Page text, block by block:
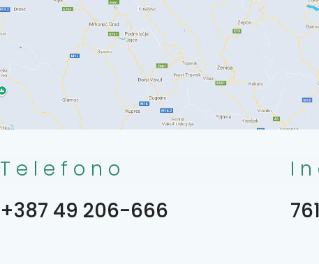
Telefono
+387 49 206-666